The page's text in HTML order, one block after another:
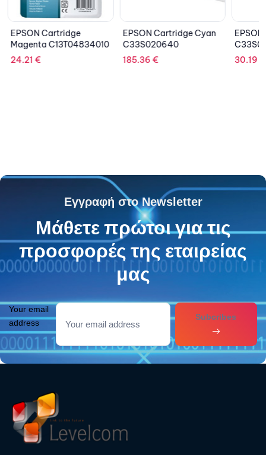
EPSON Cartridge
Magenta C13T04834010
24.21€
EPSON Cartridge Cyan
C33S020640
185.36€
30.19
Εγγραφή στο Newsletter
Μάθετε πρώτοι για τις
προσφορές της εταιρείας
μας
Your email
address
Subcribes